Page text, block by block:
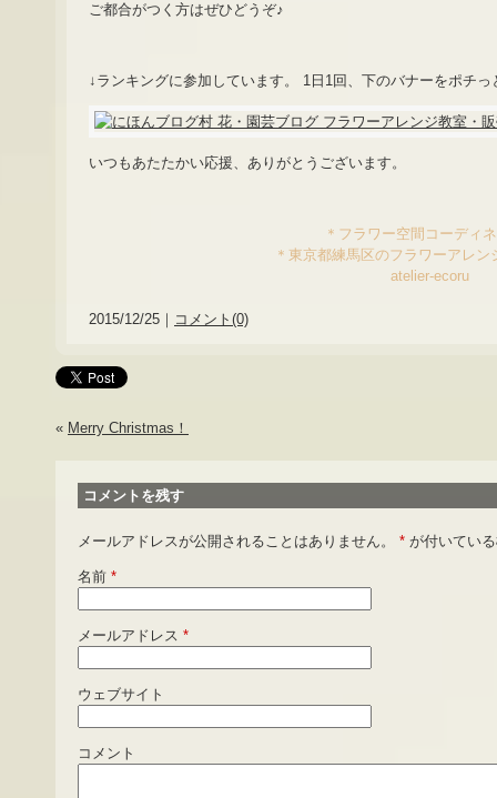
ご都合がつく方はぜひどうぞ♪
↓ランキングに参加しています。 1日1回、下のバナーをポチ
いつもあたたかい応援、ありがとうございます。
＊フラワー空間コーディ
＊東京都練馬区のフラワーアレン
atelier-ecoru
2015/12/25｜ コメント(0)
« Merry Christmas！
コメントを残す
メールアドレスが公開されることはありません。 * が付いてい
名前 *
メールアドレス *
ウェブサイト
コメント